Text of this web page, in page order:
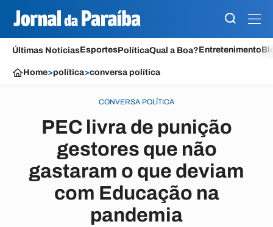
Últimas NotíciasEsportesPolíticaQual a Boa?Entretenimento
Home>política>conversa política
CONVERSA POLÍTICA
PEC livra de punição
gestores que não
gastaram o que deviam
com Educação na
pandemia